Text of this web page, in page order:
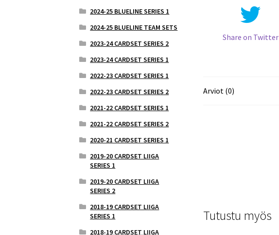
Share on Twitter
Arviot (0)
Tutustu myös
2024-25 BLUELINE SERIES 1
2024-25 BLUELINE TEAM SETS
2023-24 CARDSET SERIES 2
2023-24 CARDSET SERIES 1
2022-23 CARDSET SERIES 1
2022-23 CARDSET SERIES 2
2021-22 CARDSET SERIES 1
2021-22 CARDSET SERIES 2
2020-21 CARDSET SERIES 1
2019-20 CARDSET LIIGA
SERIES 1
2019-20 CARDSET LIIGA
SERIES 2
2018-19 CARDSET LIIGA
SERIES 1
2018-19 CARDSET LIIGA